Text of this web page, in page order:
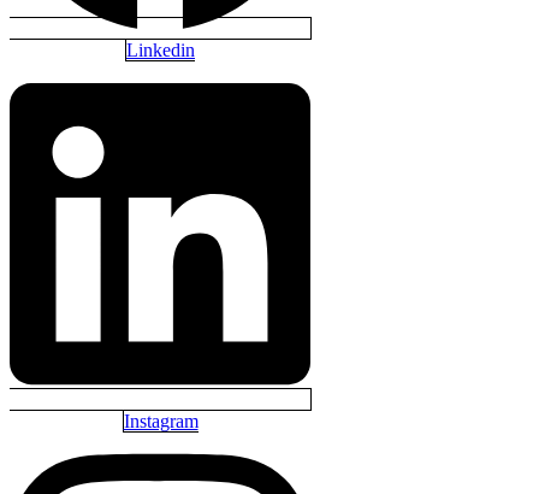
Linkedin
Instagram